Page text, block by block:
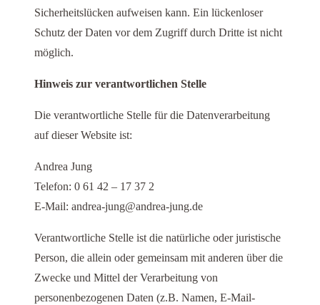
Sicherheitslücken aufweisen kann. Ein lückenloser
Schutz der Daten vor dem Zugriff durch Dritte ist nicht
möglich.
Hinweis zur verantwortlichen Stelle
Die verantwortliche Stelle für die Datenverarbeitung
auf dieser Website ist:
Andrea Jung
Telefon: 0 61 42 – 17 37 2
E-Mail: andrea-jung@andrea-jung.de
Verantwortliche Stelle ist die natürliche oder juristische
Person, die allein oder gemeinsam mit anderen über die
Zwecke und Mittel der Verarbeitung von
personenbezogenen Daten (z.B. Namen, E-Mail-